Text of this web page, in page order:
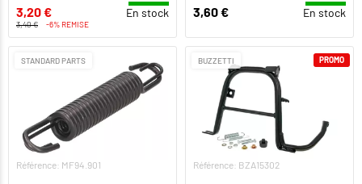
3,20 € En stock
3,40 € -6% REMISE
3,60 € En stock
STANDARD PARTS
Référence: MF94.901
BUZZETTI
Référence: BZA15302
PROMO